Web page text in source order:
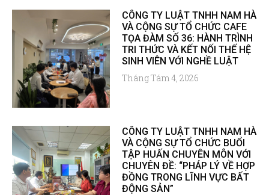
CÔNG TY LUẬT TNHH NAM HÀ
VÀ CỘNG SỰ TỔ CHỨC CAFE
TỌA ĐÀM SỐ 36: HÀNH TRÌNH
TRI THỨC VÀ KẾT NỐI THẾ HỆ
SINH VIÊN VỚI NGHỀ LUẬT
Tháng Tám 4, 2026
CÔNG TY LUẬT TNHH NAM HÀ
VÀ CỘNG SỰ TỔ CHỨC BUỔI
TẬP HUẤN CHUYÊN MÔN VỚI
CHUYÊN ĐỀ: “PHÁP LÝ VỀ HỢP
ĐỒNG TRONG LĨNH VỰC BẤT
ĐỘNG SẢN”